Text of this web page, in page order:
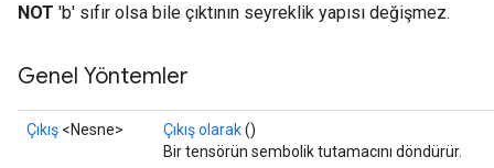
NOT 'b' sıfır olsa bile çıktının seyreklik yapısı değişmez.
Genel Yöntemler
Çıkış <Nesne> Çıkış olarak()
Bir tensörün sembolik tutamacını döndürür.